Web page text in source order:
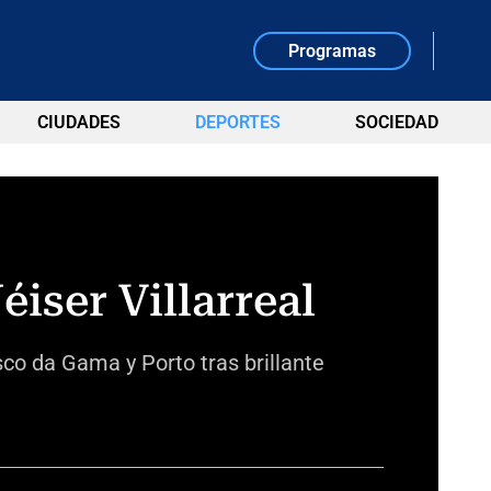
Programas
CIUDADES DEPORTES SOCIEDAD
Villarreal
da Gama y Porto tras brillante